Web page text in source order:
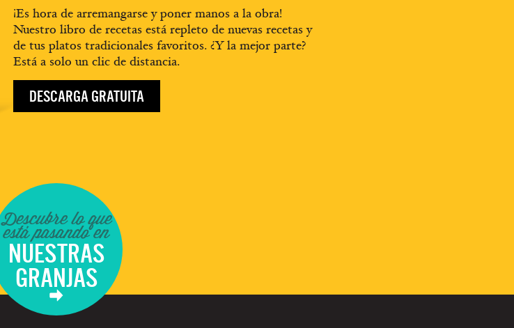
¡Es hora de arremangarse y poner manos a la obra!
Nuestro libro de recetas está repleto de nuevas recetas y
de tus platos tradicionales favoritos. ¿Y la mejor parte?
Está a solo un clic de distancia.
DESCARGA GRATUITA
Descubre lo que
está pasando en
NUESTRAS
GRANJAS